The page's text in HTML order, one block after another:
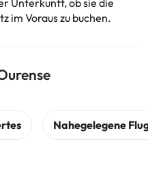
Unterkunft, ob sie die
im Voraus zu buchen.